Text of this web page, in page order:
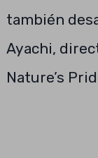
también
Ayachi,
Nature’s